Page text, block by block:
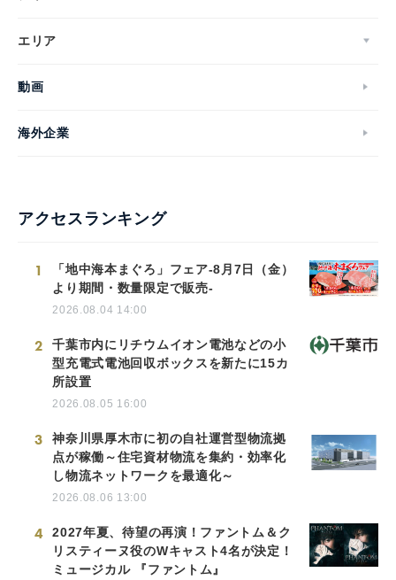
エリア
動画
海外企業
アクセスランキング
1
「地中海本まぐろ」フェア-8月7日（金）
より期間・数量限定で販売-
2026.08.04 14:00
2
千葉市内にリチウムイオン電池などの小
型充電式電池回収ボックスを新たに15カ
所設置
2026.08.05 16:00
3
神奈川県厚木市に初の自社運営型物流拠
点が稼働～住宅資材物流を集約・効率化
し物流ネットワークを最適化～
2026.08.06 13:00
4
2027年夏、待望の再演！ファントム＆ク
リスティーヌ役のWキャスト4名が決定！
ミュージカル 『ファントム』